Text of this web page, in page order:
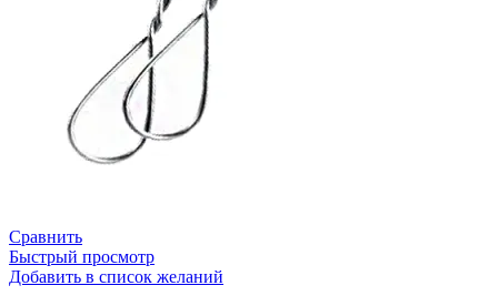
Сравнить
Быстрый просмотр
Добавить в список желаний